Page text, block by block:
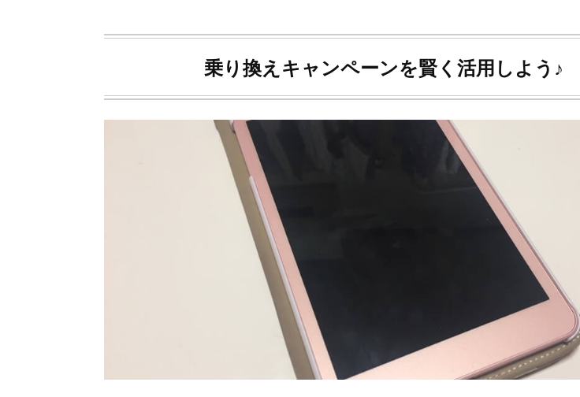
乗り換えキャンペーンを賢く活用しよう♪